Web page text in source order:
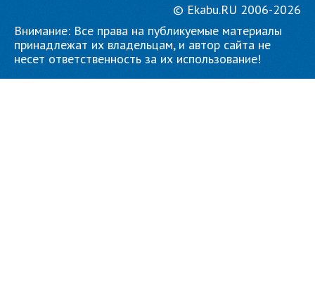
© Ekabu.RU 2006-2026
Внимание: Все права на публикуемые материалы
принадлежат их владельцам, и автор сайта не
несет ответственность за их использование!